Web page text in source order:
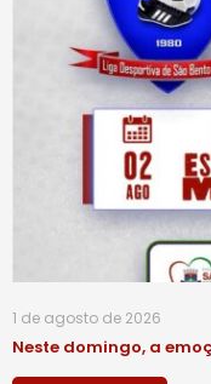
1 de agosto de 2026
Neste domingo, a